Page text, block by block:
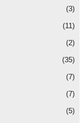
(3)
(11)
(2)
(35)
(7)
(7)
(5)